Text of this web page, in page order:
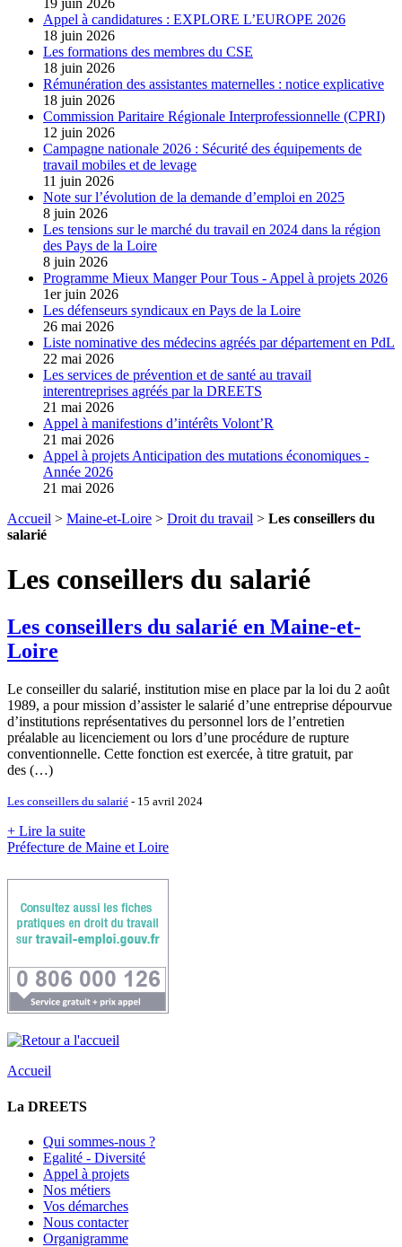
19 juin 2026
Appel à candidatures : EXPLORE L’EUROPE 2026
18 juin 2026
Les formations des membres du CSE
18 juin 2026
Rémunération des assistantes maternelles : notice explicative
18 juin 2026
Commission Paritaire Régionale Interprofessionnelle (CPRI)
12 juin 2026
Campagne nationale 2026 : Sécurité des équipements de
travail mobiles et de levage
11 juin 2026
Note sur l’évolution de la demande d’emploi en 2025
8 juin 2026
Les tensions sur le marché du travail en 2024 dans la région
des Pays de la Loire
8 juin 2026
Programme Mieux Manger Pour Tous - Appel à projets 2026
1er juin 2026
Les défenseurs syndicaux en Pays de la Loire
26 mai 2026
Liste nominative des médecins agréés par département en PdL
22 mai 2026
Les services de prévention et de santé au travail
interentreprises agréés par la DREETS
21 mai 2026
Appel à manifestions d’intérêts Volont’R
21 mai 2026
Appel à projets Anticipation des mutations économiques -
Année 2026
21 mai 2026
Accueil > Maine-et-Loire > Droit du travail > Les conseillers du
salarié
Les conseillers du salarié
Les conseillers du salarié en Maine-et-
Loire
Le conseiller du salarié, institution mise en place par la loi du 2 août
1989, a pour mission d’assister le salarié d’une entreprise dépourvue
d’institutions représentatives du personnel lors de l’entretien
préalable au licenciement ou lors d’une procédure de rupture
conventionnelle. Cette fonction est exercée, à titre gratuit, par
des (…)
Les conseillers du salarié - 15 avril 2024
+ Lire la suite
Préfecture de Maine et Loire
Accueil
La DREETS
Qui sommes-nous ?
Egalité - Diversité
Appel à projets
Nos métiers
Vos démarches
Nous contacter
Organigramme